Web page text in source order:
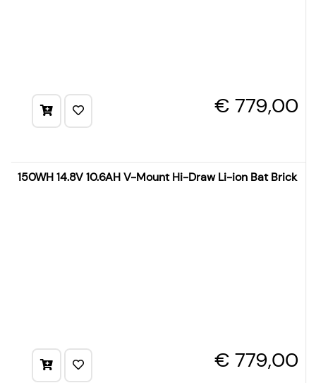
€ 779,00
150WH 14.8V 10.6AH V-Mount Hi-Draw Li-ion Bat Brick
€ 779,00